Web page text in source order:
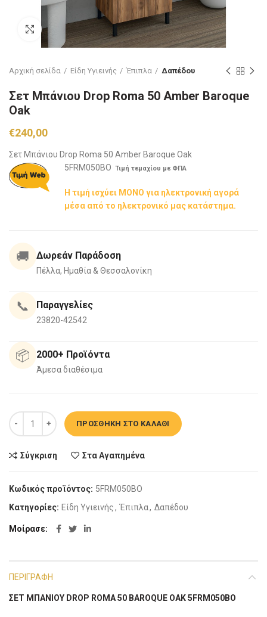
Click to enlarge
Αρχική σελίδα Είδη Υγιεινής Έπιπλα Δαπέδου
Σετ Μπάνιου Drop Roma 50 Amber Baroque
Oak
€240,00
Σετ Μπάνιου Drop Roma 50 Amber Baroque Oak
5FRM050BO Τιμή τεμαχίου με ΦΠΑ
Η τιμή ισχύει ΜΟΝΟ για ηλεκτρονική αγορά
μέσα από το ηλεκτρονικό μας κατάστημα.
🚚 Δωρεάν Παράδοση
Πέλλα, Ημαθία & Θεσσαλονίκη
📞 Παραγγελίες
23820-42542
📦 2000+ Προϊόντα
Άμεσα διαθέσιμα
Σετ Μπάνιου Drop Roma 50 Amber Baroque Oak ποσότητα
ΠΡΟΣΘΉΚΗ ΣΤΟ ΚΑΛΆΘΙ
Σύγκριση Στα Αγαπημένα
Κωδικός προϊόντος: 5FRM050BO
Κατηγορίες: Είδη Υγιεινής, Έπιπλα, Δαπέδου
Μοίρασε
ΠΕΡΙΓΡΑΦΉ
ΣΕΤ ΜΠΆΝΙΟΥ DROP ROMA 50 BAROQUE OAK 5FRM050BO